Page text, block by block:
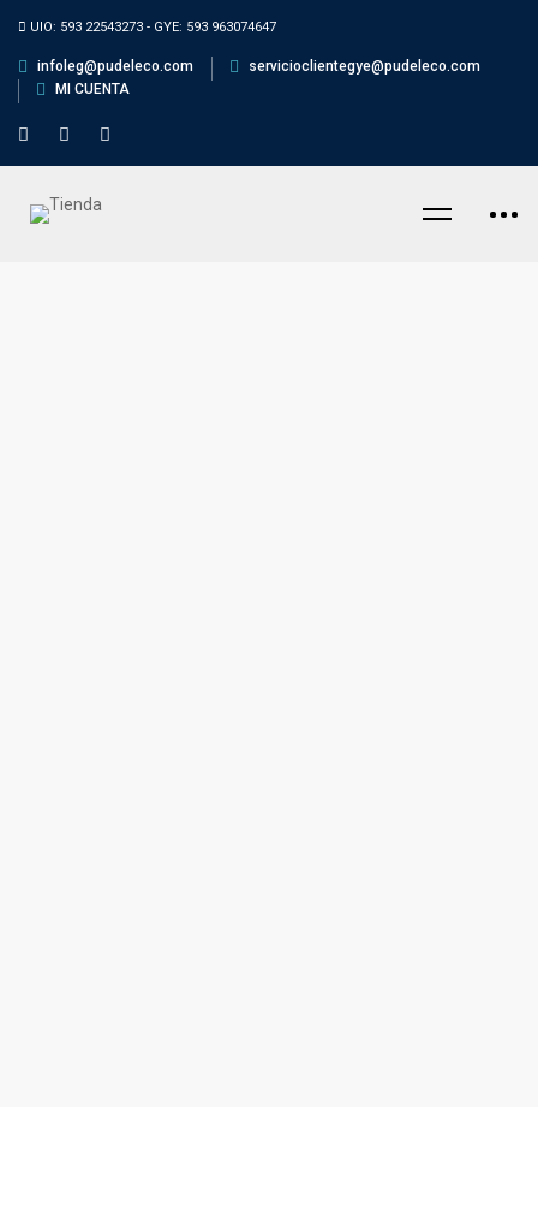
UIO: 593 22543273 - GYE: 593 963074647
infoleg@pudeleco.com
servicioclientegye@pudeleco.com
MI CUENTA